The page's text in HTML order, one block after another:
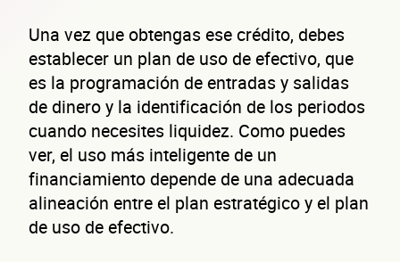
Una vez que obtengas ese crédito, debes
establecer un plan de uso de efectivo, que
es la programación de entradas y salidas
de dinero y la identificación de los periodos
cuando necesites liquidez. Como puedes
ver, el uso más inteligente de un
financiamiento depende de una adecuada
alineación entre el plan estratégico y el plan
de uso de efectivo.